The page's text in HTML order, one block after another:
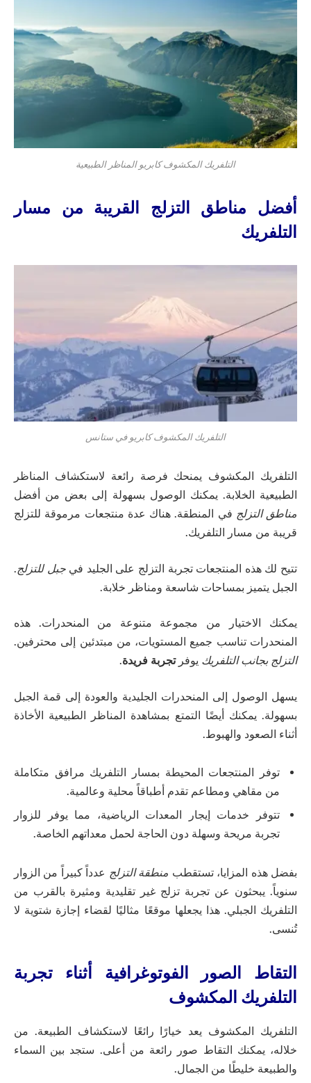
التلفريك المكشوف كابريو المناظر الطبيعية
أفضل مناطق التزلج القريبة من مسار
التلفريك
التلفريك المكشوف كابريو في ستانس
التلفريك المكشوف يمنحك فرصة رائعة لاستكشاف المناظر
الطبيعية الخلابة. يمكنك الوصول بسهولة إلى بعض من أفضل
مناطق التزلج في المنطقة. هناك عدة منتجعات مرموقة للتزلج
قريبة من مسار التلفريك.
تتيح لك هذه المنتجعات تجربة التزلج على الجليد فيجبل للتزلج.
الجبل يتميز بمساحات شاسعة ومناظر خلابة.
يمكنك الاختيار من مجموعة متنوعة من المنحدرات. هذه
المنحدرات تناسب جميع المستويات، من مبتدئين إلى محترفين.
التزلج بجانب التلفريك يوفرتجربة فريدة.
يسهل الوصول إلى المنحدرات الجليدية والعودة إلى قمة الجبل
بسهولة. يمكنك أيضًا التمتع بمشاهدة المناظر الطبيعية الأخاذة
أثناء الصعود والهبوط.
توفر المنتجعات المحيطة بمسار التلفريك مرافق متكاملة
من مقاهي ومطاعم تقدم أطباقاً محلية وعالمية.
تتوفر خدمات إيجار المعدات الرياضية، مما يوفر للزوار
تجربة مريحة وسهلة دون الحاجة لحمل معداتهم الخاصة.
بفضل هذه المزايا، تستقطب منطقة التزلج عدداً كبيراً من الزوار
سنوياً. يبحثون عن تجربة تزلج غير تقليدية ومثيرة بالقرب من
التلفريك الجبلي. هذا يجعلها موقعًا مثاليًا لقضاء إجازة شتوية لا
تُنسى.
التقاط الصور الفوتوغرافية أثناء تجربة
التلفريك المكشوف
التلفريك المكشوف يعد خيارًا رائعًا لاستكشاف الطبيعة. من
خلاله، يمكنك التقاط صور رائعة من أعلى. ستجد بين السماء
والطبيعة خليطًا من الجمال.